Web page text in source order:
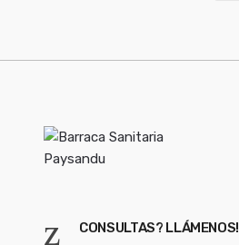
CONSULTAS? LLÁMENOS!